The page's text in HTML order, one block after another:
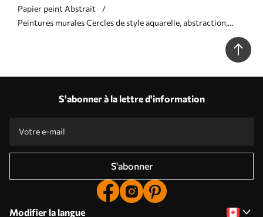
Papier peint Abstrait
Peintures murales Cercles de style aquarelle, abstraction,
S'abonner à la lettre d'information
S'abonner
Modifier la langue